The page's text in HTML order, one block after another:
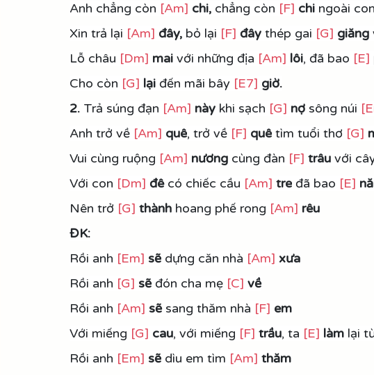
Anh chẳng còn [Am] chi, chẳng còn [F] chi ngoài
Xin trả lại [Am] đây, bỏ lại [F] đây thép gai [G] giăng
Lỗ châu [Dm] mai với những địa [Am] lôi, đã bao [E]
Cho còn [G] lại đến mãi bây [E7] giờ.
2. Trả súng đạn [Am] này khi sạch [G] nợ sông núi
Anh trở về [Am] quê, trở về [F] quê tìm tuổi thơ [G]
Vui cùng ruộng [Am] nương cùng đàn [F] trâu với
Với con [Dm] đê có chiếc cầu [Am] tre đã bao [E]
Nên trở [G] thành hoang phế rong [Am] rêu
ĐK:
Rồi anh [Em] sẽ dựng căn nhà [Am] xưa
Rồi anh [G] sẽ đón cha mẹ [C] về
Rồi anh [Am] sẽ sang thăm nhà [F] em
Với miếng [G] cau, với miếng [F] trầu, ta [E] làm lại
Rồi anh [Em] sẽ dìu em tìm [Am] thăm